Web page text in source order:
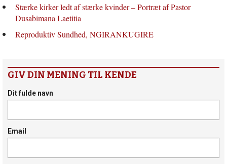
Stærke kirker ledt af stærke kvinder – Portræt af Pastor
Dusabimana Laetitia
Reproduktiv Sundhed, NGIRANKUGIRE
GIV DIN MENING TIL KENDE
Dit fulde navn
Email